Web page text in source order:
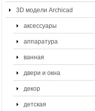
3D модели Archicad
аксессуары
аппаратура
ванная
двери и окна
декор
детская